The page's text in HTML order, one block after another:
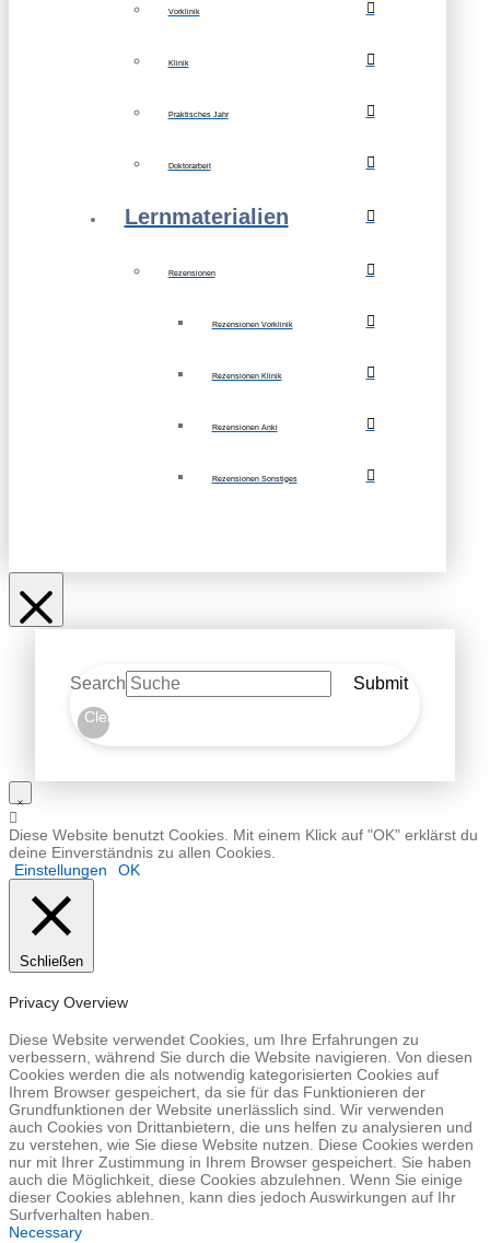
Vorklinik
Klinik
Praktisches Jahr
Doktorarbeit
Lernmaterialien
Rezensionen
Rezensionen Vorklinik
Rezensionen Klinik
Rezensionen Anki
Rezensionen Sonstiges
Search Submit
Clear
Diese Website benutzt Cookies. Mit einem Klick auf "OK" erklärst du
deine Einverständnis zu allen Cookies.
Einstellungen
OK
Schließen
Privacy Overview
Diese Website verwendet Cookies, um Ihre Erfahrungen zu
verbessern, während Sie durch die Website navigieren. Von diesen
Cookies werden die als notwendig kategorisierten Cookies auf
Ihrem Browser gespeichert, da sie für das Funktionieren der
Grundfunktionen der Website unerlässlich sind. Wir verwenden
auch Cookies von Drittanbietern, die uns helfen zu analysieren und
zu verstehen, wie Sie diese Website nutzen. Diese Cookies werden
nur mit Ihrer Zustimmung in Ihrem Browser gespeichert. Sie haben
auch die Möglichkeit, diese Cookies abzulehnen. Wenn Sie einige
dieser Cookies ablehnen, kann dies jedoch Auswirkungen auf Ihr
Surfverhalten haben.
Necessary